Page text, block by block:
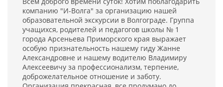
компанию "И-Волга" за организацию нашей
образовательной экскурсии в Волгограде. Группа
учащихся, родителей и педагогов школы № 1
города Арсеньева Приморского края выражает
особую признательность нашему гиду Жанне
Александровне и нашему водителю Владимиру
Алексеевичу за профессионализм, терпение,
доброжелательное отношение и заботу.